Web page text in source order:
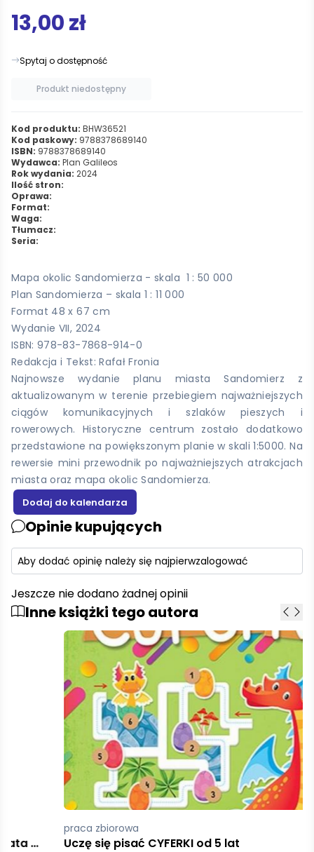
13,00 zł
Spytaj o dostępność
Produkt niedostępny
Kod produktu: BHW36521
Kod paskowy: 9788378689140
ISBN: 9788378689140
Wydawca: Plan Galileos
Rok wydania: 2024
Ilość stron:
Oprawa:
Format:
Waga:
Tłumacz:
Seria:
Mapa okolic Sandomierza - skala 1 : 50 000
Plan Sandomierza – skala 1 : 11 000
Format 48 x 67 cm
Wydanie VII, 2024
ISBN: 978-83-7868-914-0
Redakcja i Tekst: Rafał Fronia
Najnowsze wydanie planu miasta Sandomierz z
aktualizowanym w terenie przebiegiem najważniejszych
ciągów komunikacyjnych i szlaków pieszych i
rowerowych. Historyczne centrum zostało dodatkowo
przedstawione na powiększonym planie w skali 1:5000. Na
rewersie mini przewodnik po najważniejszych atrakcjach
miasta oraz mapa okolic Sandomierza.
Opinie kupujących
Aby dodać opinię należy się najpierwzalogować
Jeszcze nie dodano żadnej opinii
Inne książki tego autora
praca zbiorowa
Uczę się pisać CYFERKI od 5 lat